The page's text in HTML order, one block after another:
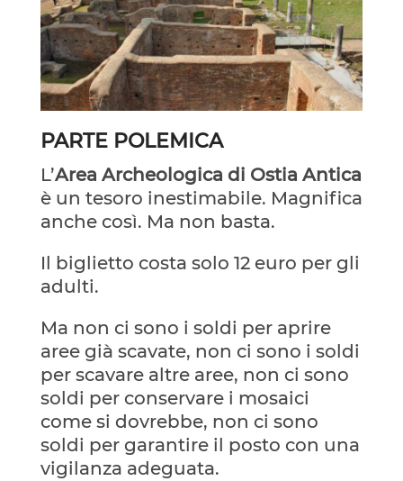
PARTE POLEMICA
L’Area Archeologica di Ostia Antica
è un tesoro inestimabile. Magnifica
anche così. Ma non basta.
Il biglietto costa solo 12 euro per gli
adulti.
Ma non ci sono i soldi per aprire
aree già scavate, non ci sono i soldi
per scavare altre aree, non ci sono
soldi per conservare i mosaici
come si dovrebbe, non ci sono
soldi per garantire il posto con una
vigilanza adeguata.